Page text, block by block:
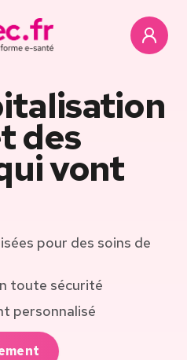
pour des soins de
toute sécurité
personnalisé
des
vont